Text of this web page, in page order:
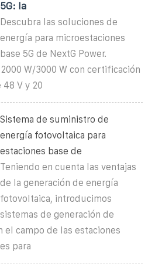
5G: la
Descubra las soluciones de
energía para microestaciones
base 5G de NextG Power.
W/3000 W con certificación
48 V y 20
Sistema de suministro de
energía fotovoltaica para
estaciones base de
Teniendo en cuenta las ventajas
de la generación de energía
fotovoltaica, introducimos
sistemas de generación de
el campo de las estaciones
para